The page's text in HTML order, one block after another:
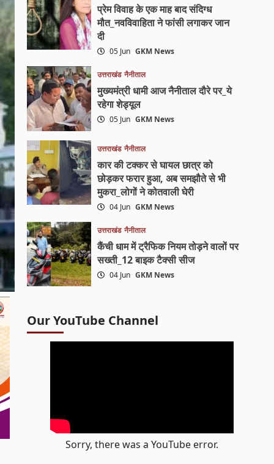
प्रेम विवाह के एक माह बाद संदिग्ध
मौत_नवविवाहिता ने फांसी लगाकर जान
दी
05 Jun GKM News
उत्तराखंड नैनीताल
मुख्यमंत्री धामी आज नैनीताल दौरे पर_ये
रहेगा शेड्यूल
05 Jun GKM News
उत्तराखंड नैनीताल
कार की टक्कर से घायल छात्र को
छोड़कर फरार हुआ, अब समझौते से भी
मुकरा_लोगों ने कोतवाली घेरी
04 Jun GKM News
उत्तराखंड नैनीताल
कैंची धाम में ट्रैफिक नियम तोड़ने वालों पर
सख्ती_12 बाइक टैक्सी सीज
04 Jun GKM News
Our YouTube Channel
Sorry, there was a YouTube error.